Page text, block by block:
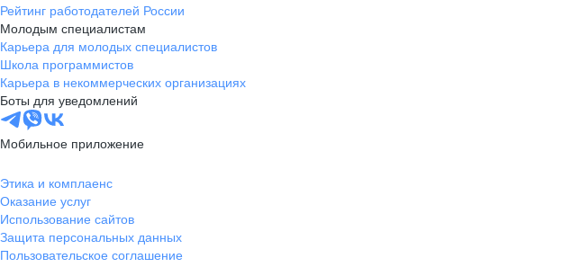
Рейтинг работодателей России
Молодым специалистам
Карьера для молодых специалистов
Школа программистов
Карьера в некоммерческих организациях
Боты для уведомлений
Мобильное приложение
Этика и комплаенс
Оказание услуг
Использование сайтов
Защита персональных данных
Пользовательское соглашение